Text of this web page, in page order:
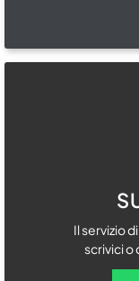
Il servizio
scrivici o